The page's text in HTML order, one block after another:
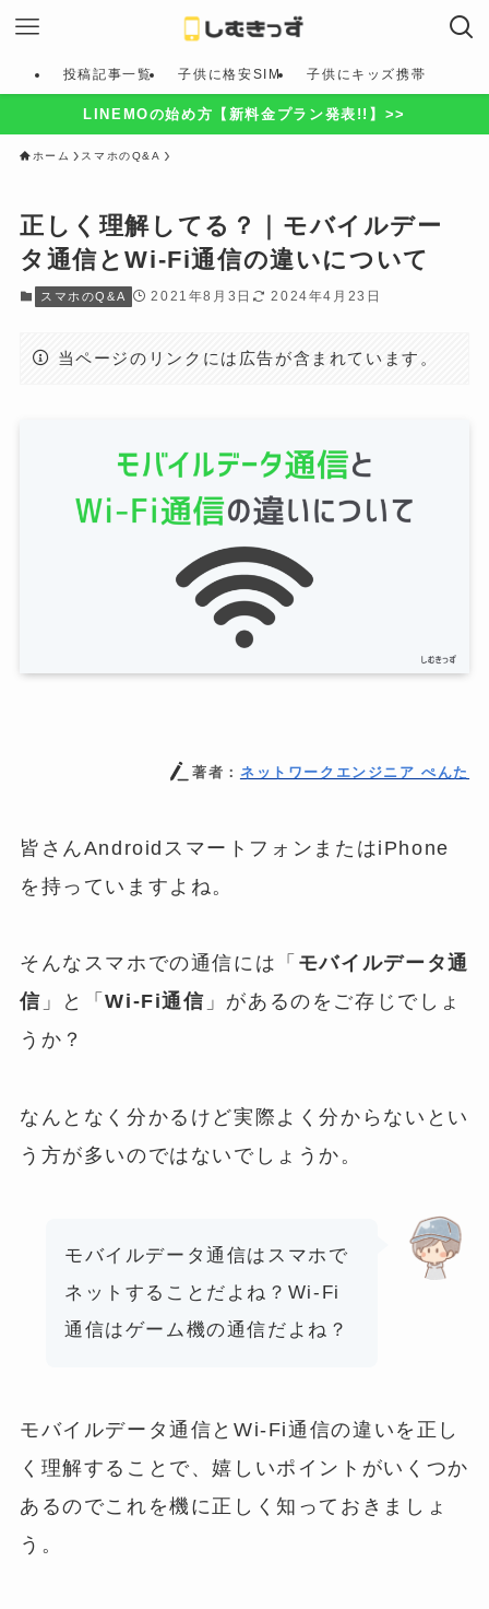
投稿記事一覧 子供に格安SIM 子供にキッズ携帯
LINEMOの始め方【新料金プラン発表!!】>>
ホーム スマホのQ&A
正しく理解してる？｜モバイルデー
タ通信とWi-Fi通信の違いについて
スマホのQ&A 2021年8月3日 2024年4月23日
当ページのリンクには広告が含まれています。
著者： ネットワークエンジニア ぺんた
皆さんAndroidスマートフォンまたはiPhone
を持っていますよね。
そんなスマホでの通信には「 モバイルデータ通
信 」と「Wi-Fi通信 」があるのをご存じでしょ
うか？
なんとなく分かるけど実際よく分からないとい
う方が多いのではないでしょうか。
モバイルデータ通信はスマホで
ネットすることだよね？Wi-Fi
通信はゲーム機の通信だよね？
モバイルデータ通信とWi-Fi通信の違いを正し
く理解することで、嬉しいポイントがいくつか
あるのでこれを機に正しく知っておきましょ
う。